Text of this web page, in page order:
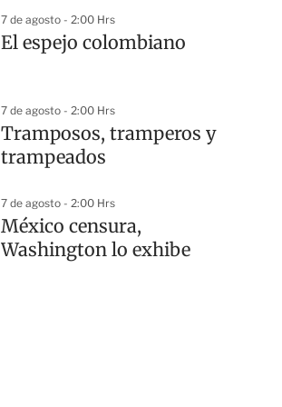
7 de agosto - 2:00 Hrs
El espejo colombiano
7 de agosto - 2:00 Hrs
Tramposos, tramperos y
trampeados
7 de agosto - 2:00 Hrs
México censura,
Washington lo exhibe